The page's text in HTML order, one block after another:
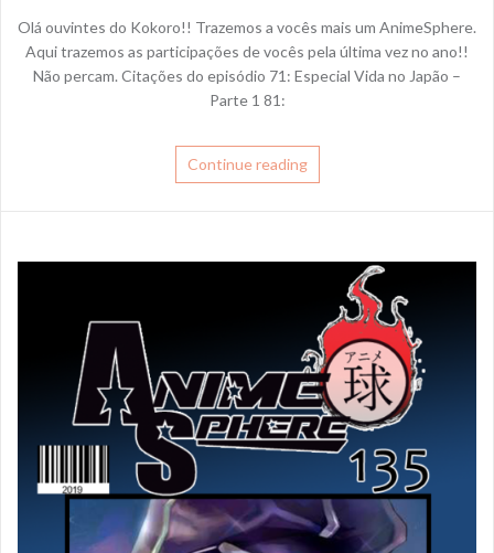
Olá ouvintes do Kokoro!! Trazemos a vocês mais um AnimeSphere.
Aqui trazemos as participações de vocês pela última vez no ano!!
Não percam. Citações do episódio 71: Especial Vida no Japão –
Parte 1 81:
Continue reading